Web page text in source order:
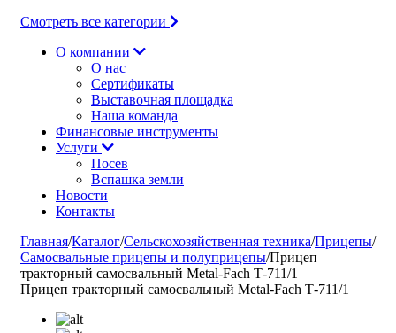
Смотреть все категории
О компании
О нас
Сертификаты
Выставочная площадка
Наша команда
Финансовые инструменты
Услуги
Посев
Вспашка земли
Новости
Контакты
Главная/Каталог/Сельскохозяйственная техника/Прицепы/
Самосвальные прицепы и полуприцепы/Прицеп
тракторный самосвальный Metal-Fach Т-711/1
Прицеп тракторный самосвальный Metal-Fach Т-711/1